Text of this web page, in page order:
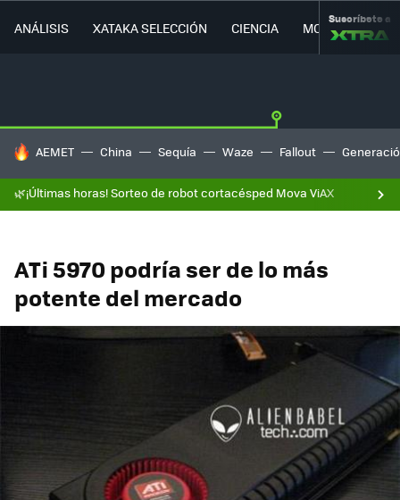
ANÁLISIS XATAKA SELECCIÓN CIENCIA MOVILIDAD
Suscríbete a
HOY SE HABLA DE
AEMET China Sequía Waze Fallout
🌿¡Últimas horas! Sorteo de robot cortacésped Mova ViAX
ATi 5970 podría ser de lo más
potente del mercado